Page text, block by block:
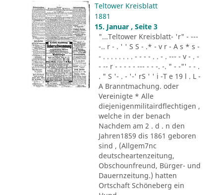
Teltower Kreisblatt
1881
15. Januar , Seite 3
"...Teltower Kreisblatt- 'r" - ---
-.. r - . ' ' S S - .* - v r - A s * s -
- . . . . . . . . - - - - . . - . --- - v - . -
- -- r - - - - - --- - - -. -. " - -"' - - .
. " S '- . - '-' rS ' ' i -T e 19 l . L -
A Branntmachung. oder
Vereinigte * Alle
diejenigenmilitairdflechtigen ,
welche in der benach
Nachdem am 2 . d . n den
Jahren1859 dis 1861 geboren
sind , (Allgem7nc
deutscheartenzeitung,
Obschounfreund, Bürger- und
Dauernzeitung.) hatten
Ortschaft Schöneberg ein